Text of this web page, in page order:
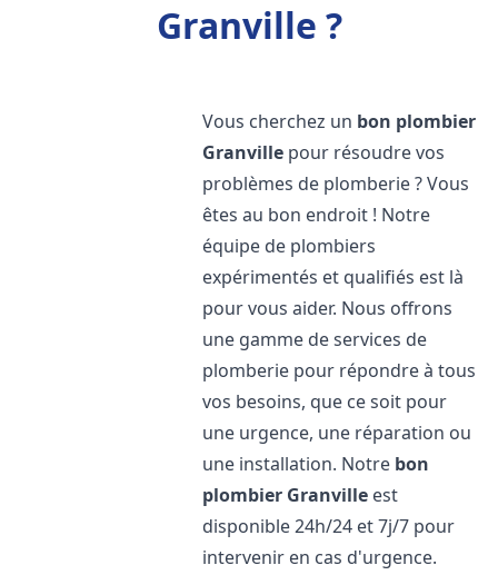
Granville ?
Vous cherchez un bon plombier
Granville pour résoudre vos
problèmes de plomberie ? Vous
êtes au bon endroit ! Notre
équipe de plombiers
expérimentés et qualifiés est là
pour vous aider. Nous offrons
une gamme de services de
plomberie pour répondre à tous
vos besoins, que ce soit pour
une urgence, une réparation ou
une installation. Notre bon
plombier Granville est
disponible 24h/24 et 7j/7 pour
intervenir en cas d'urgence.